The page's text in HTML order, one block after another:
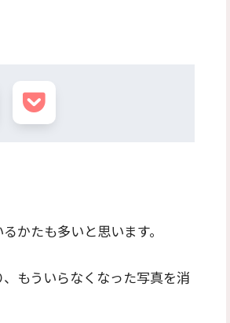
かたも多いと思います。
もういらなくなった写真を消